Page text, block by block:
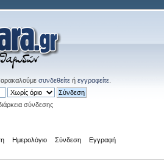
συνδεθείτε ή εγγραφείτε
σύνδεσης
Ημερολόγιο Σύνδεση Εγγραφή